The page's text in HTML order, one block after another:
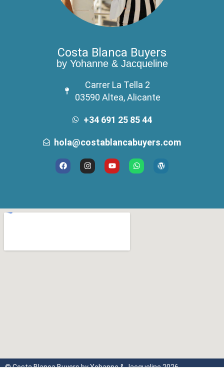
Costa Blanca Buyers
by Yohanne & Jacqueline
Carrer La Tella 2
03590 Altea, Alicante
+34 691 25 85 44
hola@costablancabuyers.com
© Costa Blanca Buyers by Yohanne & Jacqueline 2026